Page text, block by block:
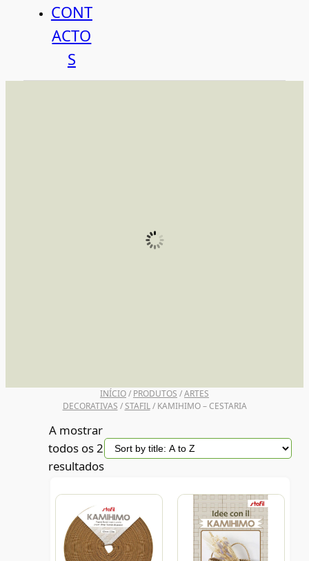
CONT
ACTO
S
INÍCIO/ PRODUTOS /ARTES
DECORATIVAS /STAFIL/ KAMIHIMO – CESTARIA
A mostrar
todos os 2
resultados